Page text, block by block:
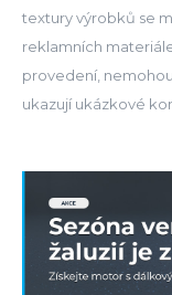
textury výrobků se
reklamních
provedení,
ukazují ukázkové